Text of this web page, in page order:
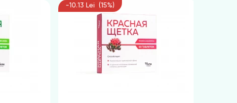
-10.13 Lei (15%)